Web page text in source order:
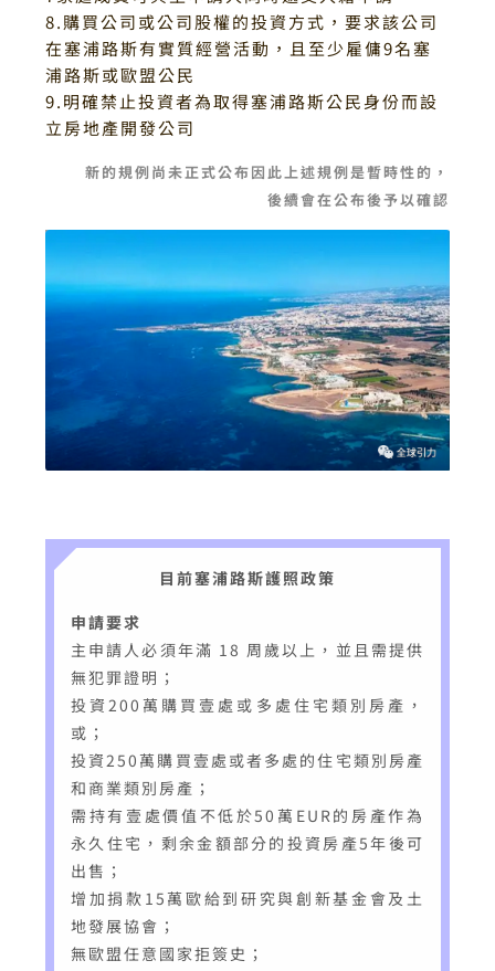
8.購買公司或公司股權的投資方式，要求該公司
在塞浦路斯有實質經營活動，且至少雇傭9名塞
浦路斯或歐盟公民
9.明確禁止投資者為取得塞浦路斯公民身份而設
立房地產開發公司
新的規例尚未正式公布因此上述規例是暫時性的，
後續會在公布後予以確認
目前塞浦路斯護照政策
申請要求
主申請人必須年滿 18 周歲以上，並且需提供
無犯罪證明；
投資200萬購買壹處或多處住宅類別房產，
或；
投資250萬購買壹處或者多處的住宅類別房產
和商業類別房產；
需持有壹處價值不低於50萬EUR的房產作為
永久住宅，剩余金額部分的投資房產5年後可
出售；
增加捐款15萬歐給到研究與創新基金會及土
地發展協會；
無歐盟任意國家拒簽史；